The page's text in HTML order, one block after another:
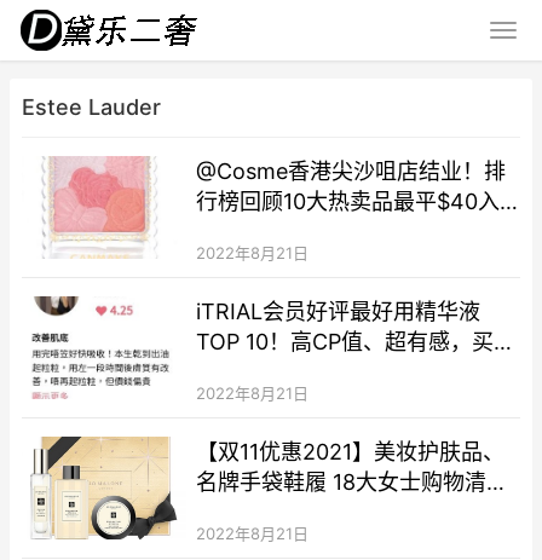
Estee Lauder
@Cosme香港尖沙咀店结业！排
行榜回顾10大热卖品最平$40入
2022年8月21日
iTRIAL会员好评最好用精华液
TOP 10！高CP值、超有感，买了
2022年8月21日
【双11优惠2021】美妆护肤品、
名牌手袋鞋履 18大女士购物清单
La Mer)
2022年8月21日